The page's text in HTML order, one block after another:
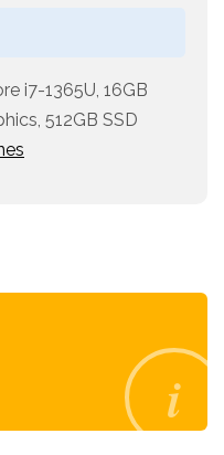
i7-1365U, 16GB
512GB SSD